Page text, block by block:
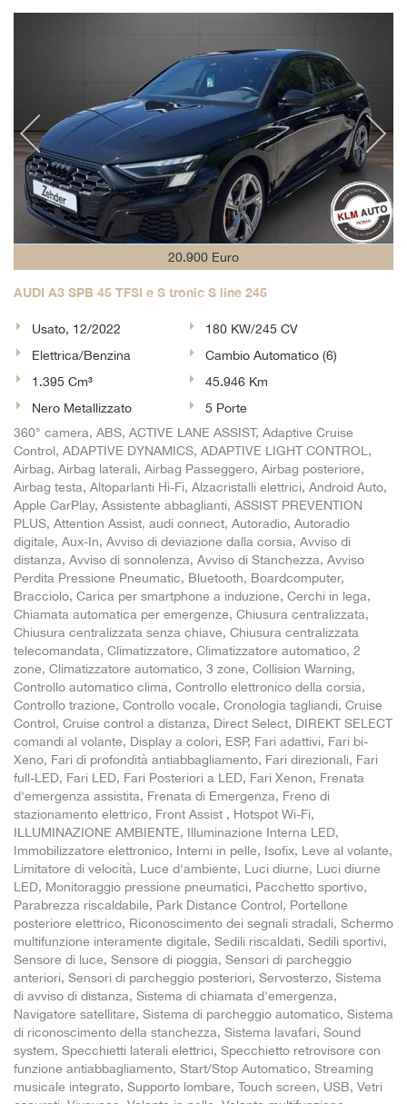
20.900 Euro
AUDI A3 SPB 45 TFSI e S tronic S line 245
Usato, 12/2022
180 KW/245 CV
Elettrica/Benzina
Cambio Automatico (6)
1.395 Cm³
45.946 Km
Nero Metallizzato
5 Porte
360° camera, ABS, ACTIVE LANE ASSIST, Adaptive Cruise
Control, ADAPTIVE DYNAMICS, ADAPTIVE LIGHT CONTROL,
Airbag, Airbag laterali, Airbag Passeggero, Airbag posteriore,
Airbag testa, Altoparlanti Hi-Fi, Alzacristalli elettrici, Android Auto,
Apple CarPlay, Assistente abbaglianti, ASSIST PREVENTION
PLUS, Attention Assist, audi connect, Autoradio, Autoradio
digitale, Aux-In, Avviso di deviazione dalla corsia, Avviso di
distanza, Avviso di sonnolenza, Avviso di Stanchezza, Avviso
Perdita Pressione Pneumatic, Bluetooth, Boardcomputer,
Bracciolo, Carica per smartphone a induzione, Cerchi in lega,
Chiamata automatica per emergenze, Chiusura centralizzata,
Chiusura centralizzata senza chiave, Chiusura centralizzata
telecomandata, Climatizzatore, Climatizzatore automatico, 2
zone, Climatizzatore automatico, 3 zone, Collision Warning,
Controllo automatico clima, Controllo elettronico della corsia,
Controllo trazione, Controllo vocale, Cronologia tagliandi, Cruise
Control, Cruise control a distanza, Direct Select, DIREKT SELECT
comandi al volante, Display a colori, ESP, Fari adattivi, Fari bi-
Xeno, Fari di profondità antiabbagliamento, Fari direzionali, Fari
full-LED, Fari LED, Fari Posteriori a LED, Fari Xenon, Frenata
d'emergenza assistita, Frenata di Emergenza, Freno di
stazionamento elettrico, Front Assist , Hotspot Wi-Fi,
ILLUMINAZIONE AMBIENTE, Illuminazione Interna LED,
Immobilizzatore elettronico, Interni in pelle, Isofix, Leve al volante,
Limitatore di velocità, Luce d'ambiente, Luci diurne, Luci diurne
LED, Monitoraggio pressione pneumatici, Pacchetto sportivo,
Parabrezza riscaldabile, Park Distance Control, Portellone
posteriore elettrico, Riconoscimento dei segnali stradali, Schermo
multifunzione interamente digitale, Sedili riscaldati, Sedili sportivi,
Sensore di luce, Sensore di pioggia, Sensori di parcheggio
anteriori, Sensori di parcheggio posteriori, Servosterzo, Sistema
di avviso di distanza, Sistema di chiamata d'emergenza,
Navigatore satellitare, Sistema di parcheggio automatico, Sistema
di riconoscimento della stanchezza, Sistema lavafari, Sound
system, Specchietti laterali elettrici, Specchietto retrovisore con
funzione antiabbagliamento, Start/Stop Automatico, Streaming
musicale integrato, Supporto lombare, Touch screen, USB, Vetri